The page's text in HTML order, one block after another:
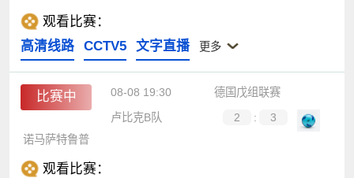
观看比赛：
高清线路
CCTV5 文字直播 更多
比赛中 08-08 19:30
德国戊组联赛
卢比克B队
2 :
3
诺马萨特鲁普
观看比赛：